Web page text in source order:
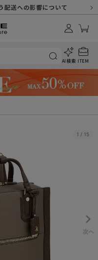
送スケジュールについて
配送への影響について
化（電子化）のお知らせ
に伴う配送への影響について
ご注意ください
場合に関しまして
応に関しまして
にご注意ください
AI検索 ITEM
1 / 15